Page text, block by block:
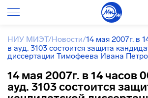
НИУ МИЭТ/Новости/14 мая 2007г. в
в ауд. 3103 cостоится защита
диссертации Тимофеева Ивана
14 мая 2007г. в 14 часов
ауд. 3103 cостоится